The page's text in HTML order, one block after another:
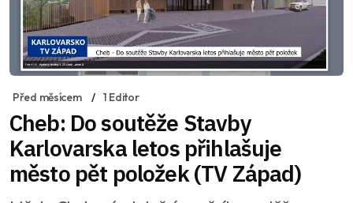
Před měsícem 1 Editor
Cheb: Do soutěže Stavby
Karlovarska letos přihlašuje
město pět položek (TV Západ)